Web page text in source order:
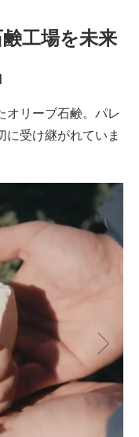
工場を未来
オリーブ石鹸。パレ
に受け継がれていま